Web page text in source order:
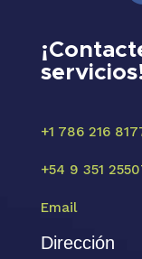
+1 786 216
+54 9 351
Email
Dirección